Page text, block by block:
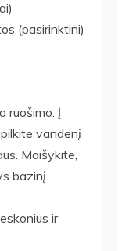
(pasirinktini)
ruošimo. Į
vandenį
Maišykite,
bazinį
ir